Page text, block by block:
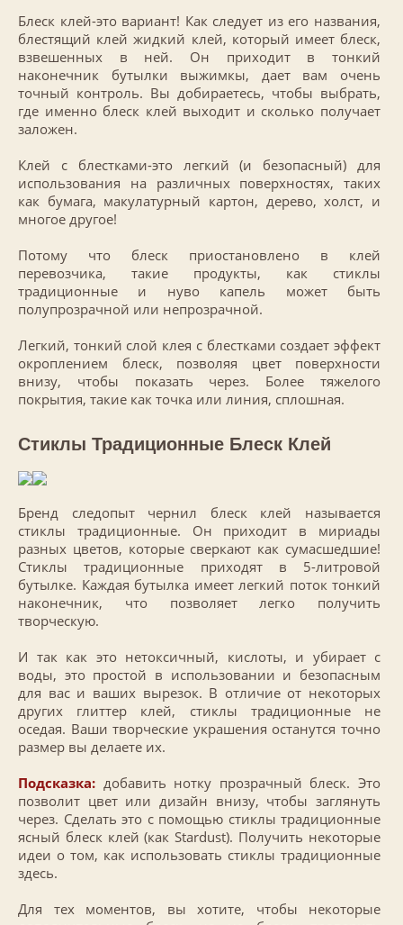
Блеск клей-это вариант! Как следует из его названия,
блестящий клей жидкий клей, который имеет блеск,
взвешенных в ней. Он приходит в тонкий
наконечник бутылки выжимкы, дает вам очень
точный контроль. Вы добираетесь, чтобы выбрать,
где именно блеск клей выходит и сколько получает
заложен.
Клей с блестками-это легкий (и безопасный) для
использования на различных поверхностях, таких
как бумага, макулатурный картон, дерево, холст, и
многое другое!
Потому что блеск приостановлено в клей
перевозчика, такие продукты, как стиклы
традиционные и нуво капель может быть
полупрозрачной или непрозрачной.
Легкий, тонкий слой клея с блестками создает эффект
окроплением блеск, позволяя цвет поверхности
внизу, чтобы показать через. Более тяжелого
покрытия, такие как точка или линия, сплошная.
Стиклы Традиционные Блеск Клей
Бренд следопыт чернил блеск клей называется
стиклы традиционные. Он приходит в мириады
разных цветов, которые сверкают как сумасшедшие!
Стиклы традиционные приходят в 5-литровой
бутылке. Каждая бутылка имеет легкий поток тонкий
наконечник, что позволяет легко получить
творческую.
И так как это нетоксичный, кислоты, и убирает с
воды, это простой в использовании и безопасным
для вас и ваших вырезок. В отличие от некоторых
других глиттер клей, стиклы традиционные не
оседая. Ваши творческие украшения останутся точно
размер вы делаете их.
Подсказка: добавить нотку прозрачный блеск. Это
позволит цвет или дизайн внизу, чтобы заглянуть
через. Сделать это с помощью стиклы традиционные
ясный блеск клей (как Stardust). Получить некоторые
идеи о том, как использовать стиклы традиционные
здесь.
Для тех моментов, вы хотите, чтобы некоторые